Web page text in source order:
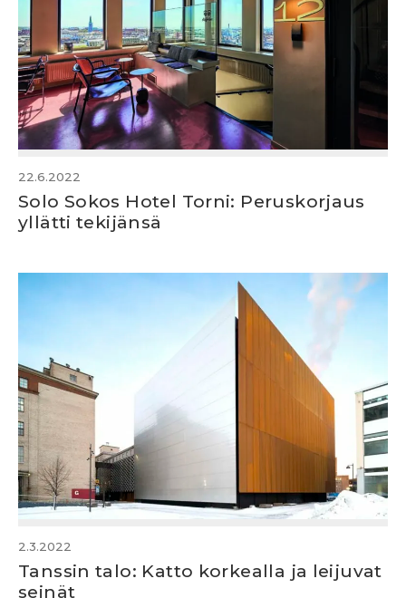
22.6.2022
Solo Sokos Hotel Torni: Peruskorjaus
yllätti tekijänsä
2.3.2022
Tanssin talo: Katto korkealla ja leijuvat
seinät